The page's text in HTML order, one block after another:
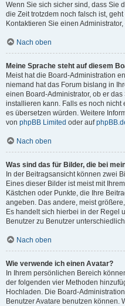
Wenn Sie sich sicher sind, dass Sie
die Zeit trotzdem noch falsch ist,
Kontaktieren Sie einen
Nach oben
Meine Sprache steht auf diesem
Meist hat die Board-Administration
niemand hat das Forum bislang in
einen Board-Administrator, ob er
installieren kann. Falls es noch nicht
es übersetzen würden. Weitere
von phpBB Limited oder auf
Nach oben
Was sind das für Bilder, die bei
In der Beitragsansicht können zwei
Eines dieser Bilder ist meist mit
Kästchen oder Punkte, die Ihre
angeben. Das andere, meist
Es handelt sich hierbei in der Regel
Benutzer zu Benutzer
Nach oben
Wie verwende ich einen Avatar?
In Ihrem persönlichen Bereich
der folgenden vier Methoden
Hochladen. Die Board-
Benutzer Avatare benutzen können.